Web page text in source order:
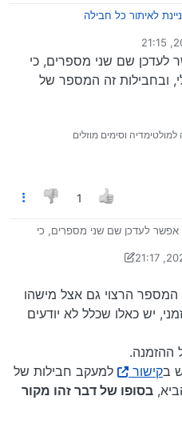
לאיתור כל חבילה
אליך? לפי השם? כתובת?
על ההזמנות לאיזור
לעדכן שם שני מספרים, כי
ובחבילות זה המספר של
וסימים מוזלים
1
אפשר לעדכן שם שני מספרים, כי
לך תדע
המספר הרצוי גם אצל מישהו
יש כאלו שכלל לא יודעים
ההזמנה.
בקישור
למעקב חבילות של
בסופו של דבר זהו מקור